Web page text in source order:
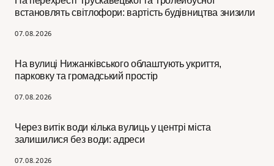
встановлять світлофори: вартість будівництва знизили
07.08.2026
На вулиці Нижанківського облаштують укриття,
парковку та громадський простір
07.08.2026
Через витік води кілька вулиць у центрі міста
залишилися без води: адреси
07.08.2026